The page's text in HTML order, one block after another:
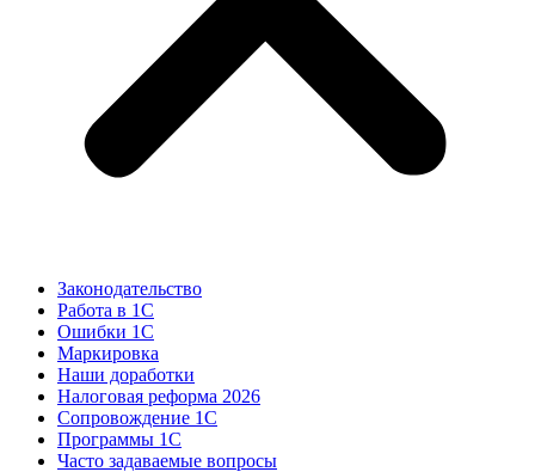
Законодательство
Работа в 1С
Ошибки 1С
Маркировка
Наши доработки
Налоговая реформа 2026
Сопровождение 1С
Программы 1С
Часто задаваемые вопросы